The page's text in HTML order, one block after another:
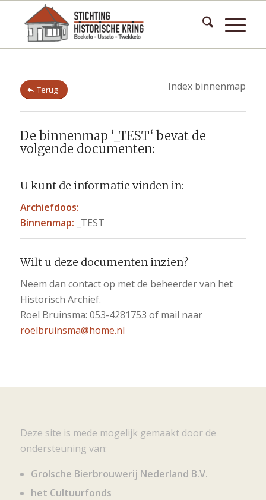
Terug Index binnenmap
De binnenmap ‘_TEST‘ bevat de
volgende documenten:
U kunt de informatie vinden in:
Archiefdoos:
Binnenmap: _TEST
Wilt u deze documenten inzien?
Neem dan contact op met de beheerder van het
Historisch Archief.
Roel Bruinsma: 053-4281753 of mail naar
roelbruinsma@home.nl
Deze site is mede mogelijk gemaakt door de
ondersteuning van:
Grolsche Bierbrouwerij Nederland B.V.
het Cultuurfonds